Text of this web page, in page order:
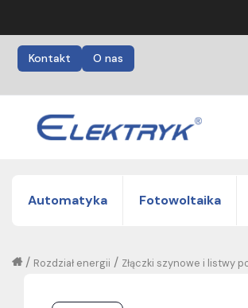
Kontakt O nas
Automatyka Fotowoltaika
Złączki szynowe i listwy
/
Rozdział energii
/